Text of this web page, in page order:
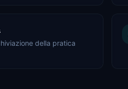
della pratica